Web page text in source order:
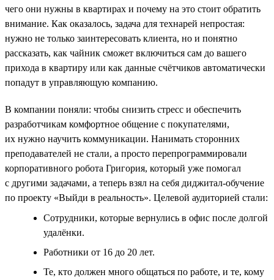
чего они нужны в квартирах и почему на это стоит обратить
внимание. Как оказалось, задача для технарей непростая:
нужно не только заинтересовать клиента, но и понятно
рассказать, как чайник сможет включиться сам до вашего
прихода в квартиру или как данные счётчиков автоматически
попадут в управляющую компанию.
В компании поняли: чтобы снизить стресс и обеспечить
разработчикам комфортное общение с покупателями,
их нужно научить коммуникации. Нанимать сторонних
преподавателей не стали, а просто перепрограммировали
корпоративного робота Григория, который уже помогал
с другими задачами, а теперь взял на себя диджитал-обучение
по проекту «Выйди в реальность». Целевой аудиторией стали:
Сотрудники, которые вернулись в офис после долгой
удалёнки.
Работники от 16 до 20 лет.
Те, кто должен много общаться по работе, и те, кому